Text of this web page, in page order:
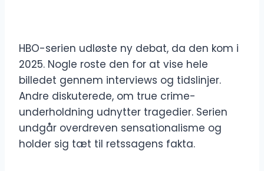
HBO-serien udløste ny debat, da den kom i
2025. Nogle roste den for at vise hele
billedet gennem interviews og tidslinjer.
Andre diskuterede, om true crime-
underholdning udnytter tragedier. Serien
undgår overdreven sensationalisme og
holder sig tæt til retssagens fakta.